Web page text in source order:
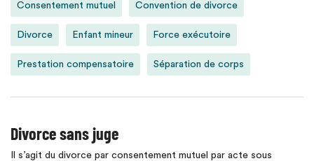
Consentement mutuel Convention de divorce
Divorce Enfant mineur Force exécutoire
Prestation compensatoire Séparation de corps
Divorce sans juge
Il s’agit du divorce par consentement mutuel par acte sous